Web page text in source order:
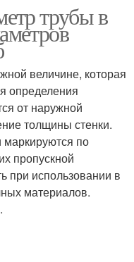
трубы в
величине, которая
определения
от наружной
толщины стенки.
маркируются по
пропускной
при использовании в
материалов.